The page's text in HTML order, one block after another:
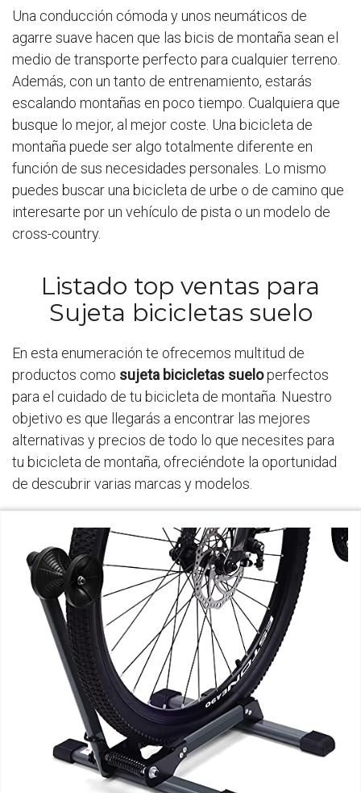
Una conducción cómoda y unos neumáticos de
agarre suave hacen que las bicis de montaña sean el
medio de transporte perfecto para cualquier terreno.
Además, con un tanto de entrenamiento, estarás
escalando montañas en poco tiempo. Cualquiera que
busque lo mejor, al mejor coste. Una bicicleta de
montaña puede ser algo totalmente diferente en
función de sus necesidades personales. Lo mismo
puedes buscar una bicicleta de urbe o de camino que
interesarte por un vehículo de pista o un modelo de
cross-country.
Listado top ventas para
Sujeta bicicletas suelo
En esta enumeración te ofrecemos multitud de
productos como sujeta bicicletas sueloperfectos
para el cuidado de tu bicicleta de montaña. Nuestro
objetivo es que llegarás a encontrar las mejores
alternativas y precios de todo lo que necesites para
tu bicicleta de montaña, ofreciéndote la oportunidad
de descubrir varias marcas y modelos.